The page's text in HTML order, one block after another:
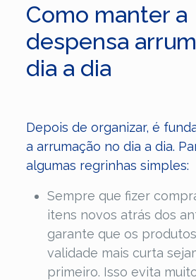
Como manter a
despensa
dia a dia
Depois de organizar, é
a arrumação no dia a dia.
algumas regrinhas simples:
Sempre que fizer
itens novos atrás dos
garante que os
validade mais curta
primeiro. Isso evita